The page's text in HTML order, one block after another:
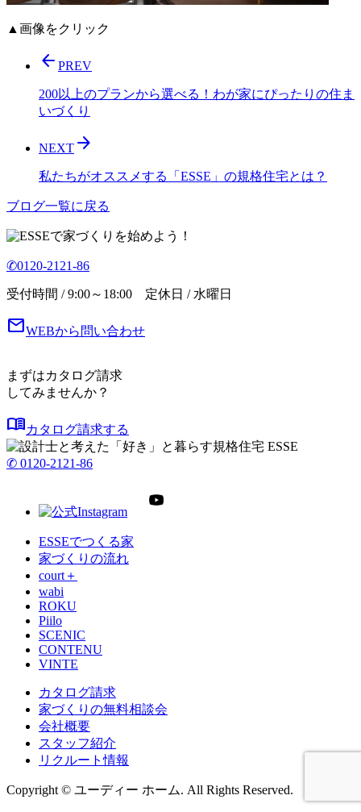
▲画像をクリック
arrow_back PREV
200以上のプランから選べる！わが家にぴったりの住ま
いづくり
NEXT arrow_forward
私たちがオススメする「ESSE」の規格住宅とは？
ブログ一覧に戻る
で家づくりを始めよう！
✆0120-2121-86
受付時間 / 9:00～18:00 定休日 / 水曜日
mailWEBから問い合わせ
まずはカタログ請求
してみませんか？
menu_bookカタログ請求する
✆ 0120-2121-86
ESSEでつくる家
家づくりの流れ
court＋
wabi
ROKU
Piilo
SCENIC
CONTENU
VINTE
カタログ請求
家づくりの無料相談会
会社概要
スタッフ紹介
リクルート情報
Copyright © ユーディー ホーム. All Rights Reserved.